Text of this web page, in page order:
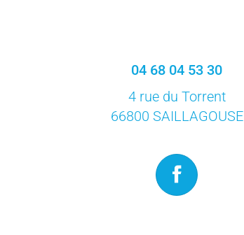
04 68 04 53 30
4 rue du Torrent
66800 SAILLAGOUSE